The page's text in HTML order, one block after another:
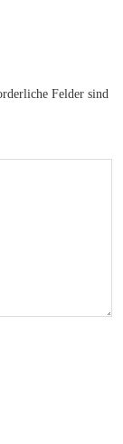
Felder sind